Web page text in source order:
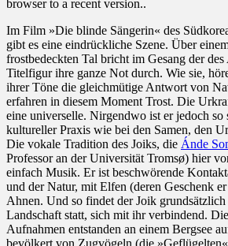
browser to a recent version..
Im Film »Die blinde Sängerin« des
gibt es eine eindrückliche Szene. Über
frostbedeckten Tal bricht im Gesang der
Titelfigur ihre ganze Not durch. Wie sie,
ihrer Töne die gleichmütige Antwort von
erfahren in diesem Moment Trost. Die
eine universelle. Nirgendwo ist er jedoch so
kultureller Praxis wie bei den Samen, den
Die vokale Tradition des Joiks, die Ánde
Professor an der Universität Tromsø) hier
einfach Musik. Er ist beschwörende
und der Natur, mit Elfen (deren Geschenk
Ahnen. Und so findet der Joik
Landschaft statt, sich mit ihr verbindend.
Aufnahmen entstanden an einem Bergsee
bevölkert von Zugvögeln (die